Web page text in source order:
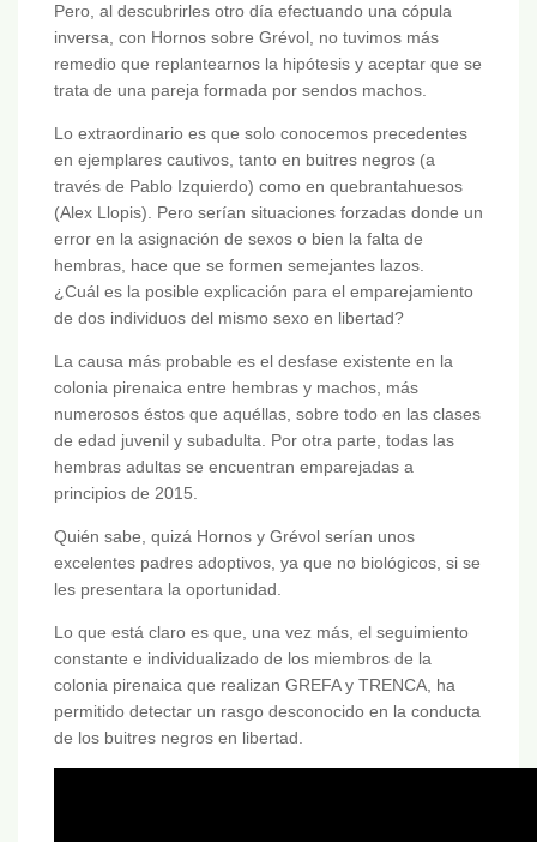
Pero, al descubrirles otro día efectuando una cópula
inversa, con Hornos sobre Grévol, no tuvimos más
remedio que replantearnos la hipótesis y aceptar que se
trata de una pareja formada por sendos machos.
Lo extraordinario es que solo conocemos precedentes
en ejemplares cautivos, tanto en buitres negros (a
través de Pablo Izquierdo) como en quebrantahuesos
(Alex Llopis). Pero serían situaciones forzadas donde un
error en la asignación de sexos o bien la falta de
hembras, hace que se formen semejantes lazos.
¿Cuál es la posible explicación para el emparejamiento
de dos individuos del mismo sexo en libertad?
La causa más probable es el desfase existente en la
colonia pirenaica entre hembras y machos, más
numerosos éstos que aquéllas, sobre todo en las clases
de edad juvenil y subadulta. Por otra parte, todas las
hembras adultas se encuentran emparejadas a
principios de 2015.
Quién sabe, quizá Hornos y Grévol serían unos
excelentes padres adoptivos, ya que no biológicos, si se
les presentara la oportunidad.
Lo que está claro es que, una vez más, el seguimiento
constante e individualizado de los miembros de la
colonia pirenaica que realizan GREFA y TRENCA, ha
permitido detectar un rasgo desconocido en la conducta
de los buitres negros en libertad.